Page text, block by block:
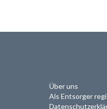
Über uns
Als Entsorger